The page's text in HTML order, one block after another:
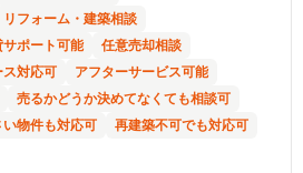
リフォーム・建築相談
サポート可能
任意売却相談
ス対応可
アフターサービス可能
売るかどうか決めてなくても相談可
い物件も対応可
再建築不可でも対応可